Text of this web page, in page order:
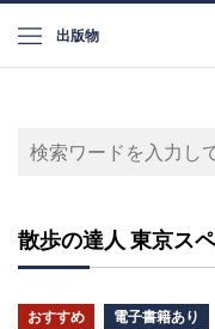
出版物
散歩の達人 東京ス
おすすめ 電子書籍あり